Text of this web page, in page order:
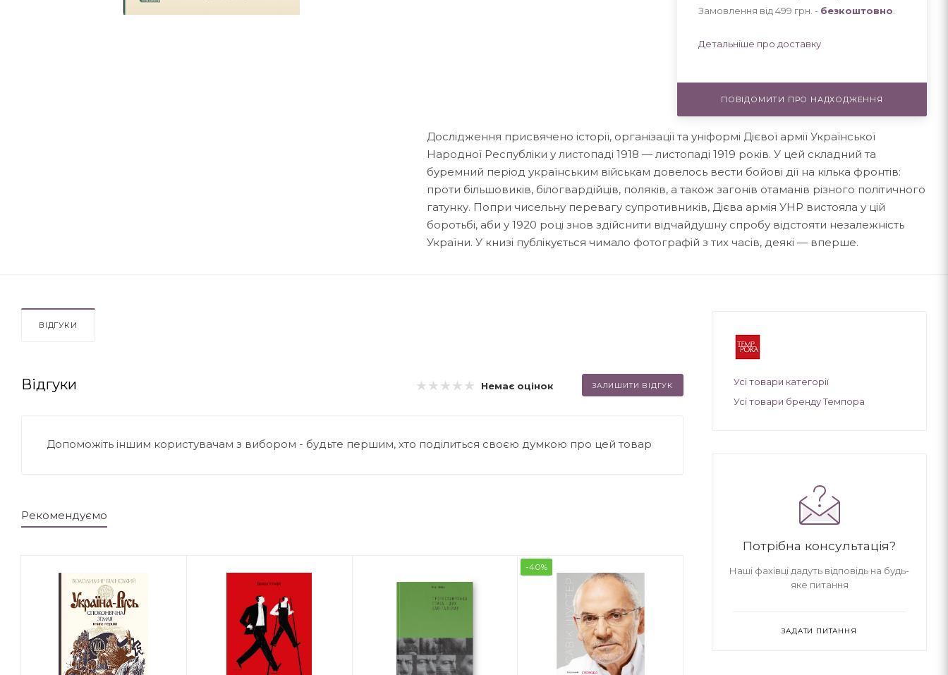
Замовлення від 499 грн. - безкоштовно
Детальніше про доставку
ПОВІДОМИТИ ПРО НАДХОДЖЕННЯ
Дослідження присвячено історії, організації та уніформі Дієвої армії Української
Народної Республіки у листопаді 1918 — листопаді 1919 років. У цей складний та
буремний період українським військам довелось вести бойові дії на кілька фронтів:
проти більшовиків, білогвардійців, поляків, а також загонів отаманів різного політичного
гатунку. Попри чисельну перевагу супротивників, Дієва армія УНР вистояла у цій
боротьбі, аби у 1920 році знов здійснити відчайдушну спробу відстояти незалежність
України. У книзі публікується чимало фотографій з тих часів, деякі — вперше.
ВІДГУКИ
Відгуки Немає оцінок ЗАЛИШИТИ ВІДГУК
Допоможіть іншим користувачам з вибором - будьте першим, хто поділиться своєю думкою про цей товар
Рекомендуємо
-40%
Усі товари категорії
Усі товари бренду Темпора
Потрібна консультація?
Наші фахівці дадуть відповідь на будь-
яке питання
ЗАДАТИ ПИТАННЯ